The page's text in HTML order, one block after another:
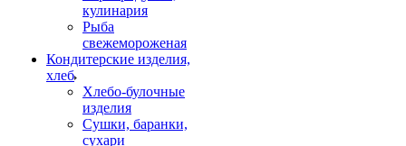
кулинария
Рыба
свежемороженая
Кондитерские изделия,
хлеб
Хлебо-булочные
изделия
Сушки, баранки,
сухари